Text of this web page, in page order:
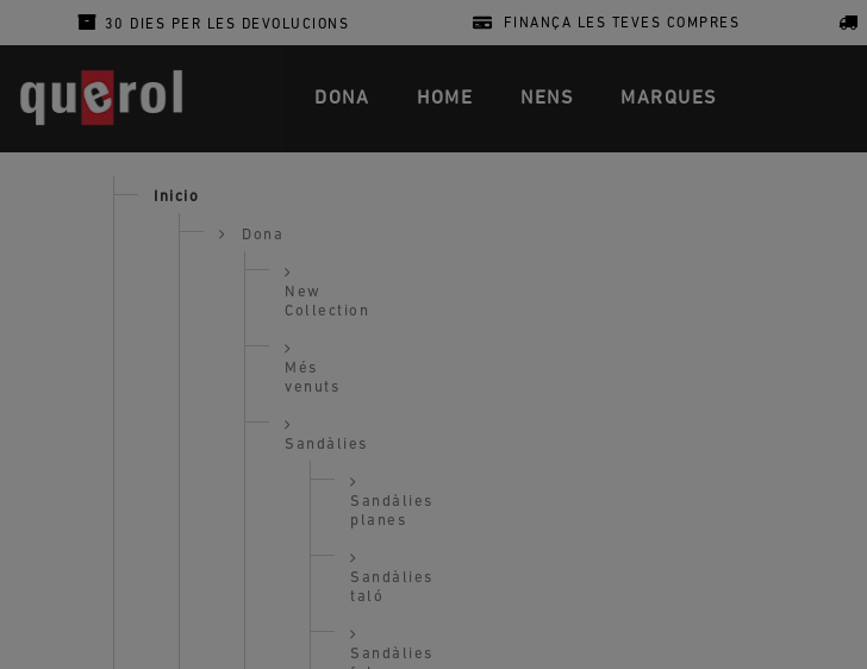
30 DIES PER LES DEVOLUCIONS FINANÇA LES TEVES COMPRES
DONA HOME NENS MARQUES
Inicio
Dona
New
Collection
Més
venuts
Sandàlies
Sandàlies
planes
Sandàlies
taló
Sandàlies